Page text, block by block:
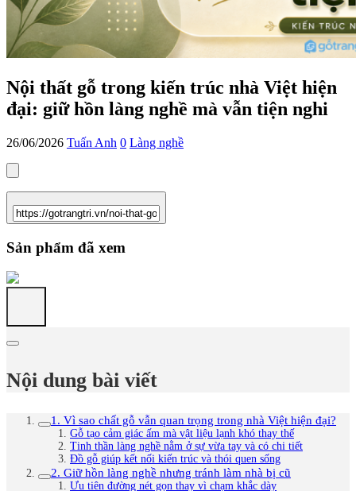
Nội thất gỗ trong kiến trúc nhà Việt hiện
đại: giữ hồn làng nghề mà vẫn tiện nghi
26/06/2026 Tuấn Anh 0 Làng nghề
Sản phẩm đã xem
Nội dung bài viết
1. Vì sao chất gỗ vẫn quan trọng trong nhà Việt hiện đại?
Gỗ tạo cảm giác ấm mà vật liệu lạnh khó thay thế
Tinh thần làng nghề nằm ở sự vừa tay và có chi tiết
Đồ gỗ giúp kết nối kiến trúc và thói quen sống
2. Giữ hồn làng nghề nhưng tránh làm nhà bị cũ
Ưu tiên đường nét gọn thay vì chạm khắc dày